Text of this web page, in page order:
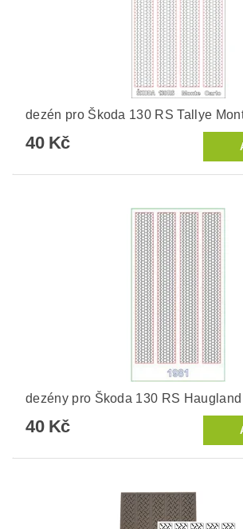
dezén pro Škoda 130 RS Tallye
40 Kč
dezény pro Škoda 130 RS
40 Kč